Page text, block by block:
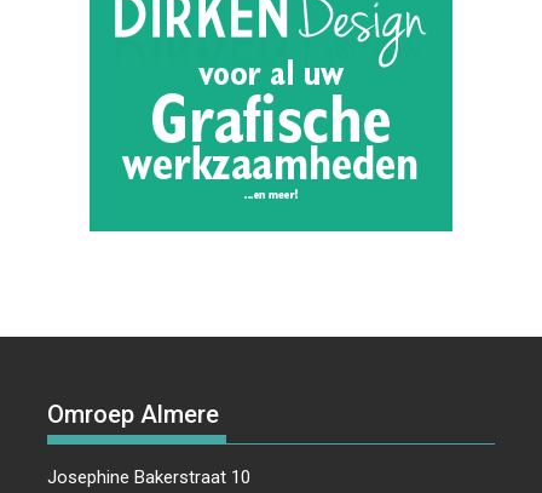
Omroep Almere
Josephine Bakerstraat 10